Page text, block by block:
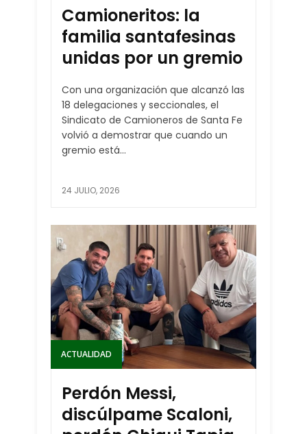
Camioneritos: la
familia santafesinas
unidas por un gremio
Con una organización que alcanzó las
18 delegaciones y seccionales, el
Sindicato de Camioneros de Santa Fe
volvió a demostrar que cuando un
gremio está...
24 JULIO, 2026
ACTUALIDAD
Perdón Messi,
discúlpame Scaloni,